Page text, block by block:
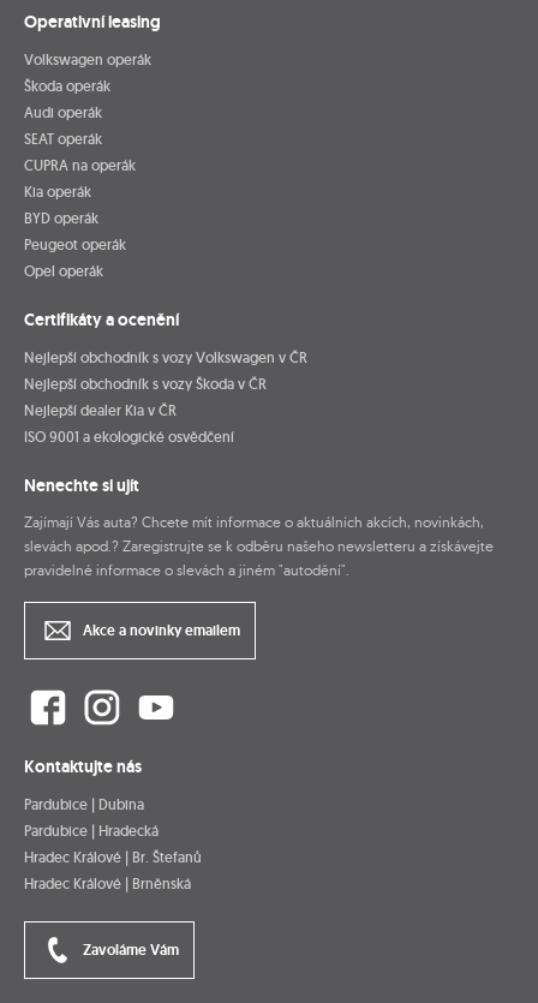
Operativní leasing
Volkswagen operák
Škoda operák
Audi operák
SEAT operák
CUPRA na operák
Kia operák
BYD operák
Peugeot operák
Opel operák
Certifikáty a ocenění
Nejlepší obchodník s vozy Volkswagen v ČR
Nejlepší obchodník s vozy Škoda v ČR
Nejlepší dealer Kia v ČR
ISO 9001 a ekologické osvědčení
Nenechte si ujít
Zajímají Vás auta? Chcete mít informace o aktuálních akcích, novinkách,
slevách apod.? Zaregistrujte se k odběru našeho newsletteru a získávejte
pravidelné informace o slevách a jiném "autodění".
Akce a novinky emailem
Kontaktujte nás
Pardubice | Dubina
Pardubice | Hradecká
Hradec Králové | Br. Štefanů
Hradec Králové | Brněnská
Zavoláme Vám